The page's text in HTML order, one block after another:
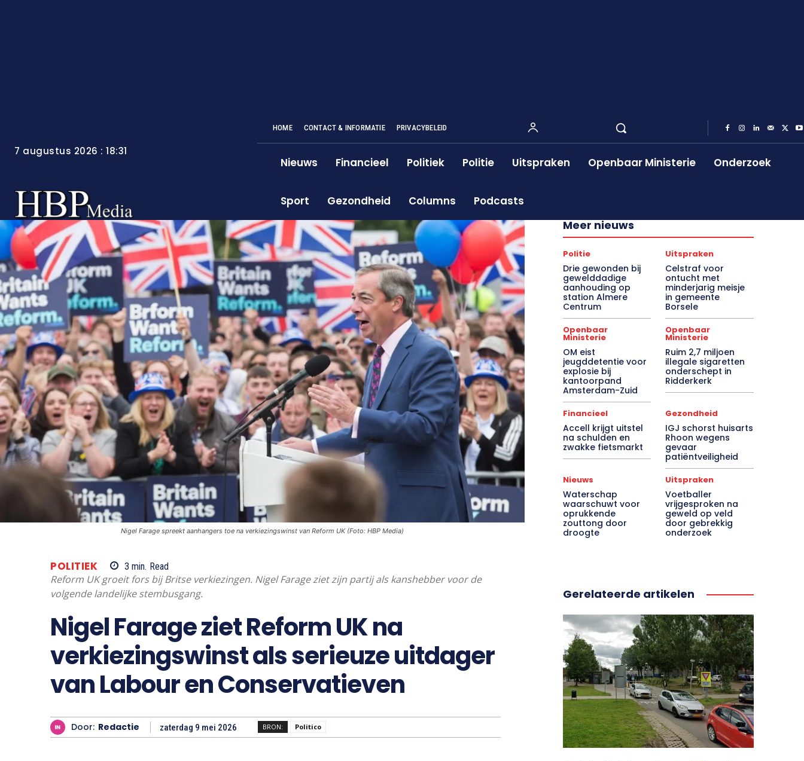
7 augustus 2026 : 18:31
HOME CONTACT & INFORMATIE PRIVACYBELEID
Nieuws Financieel Politiek Politie Uitspraken Openbaar Ministerie Onderzoek
Sport Gezondheid Columns Podcasts
Nigel Farage spreekt aanhangers toe na verkiezingswinst van Reform UK (Foto: HBP Media)
POLITIEK 3 min. Read
Reform UK groeit fors bij Britse verkiezingen. Nigel Farage ziet zijn partij als kanshebber voor de
volgende landelijke stembusgang.
Nigel Farage ziet Reform UK na
verkiezingswinst als serieuze uitdager
van Labour en Conservatieven
Door: Redactie zaterdag 9 mei 2026 BRON: Politico
Meer nieuws
Politie
Drie gewonden bij
gewelddadige
aanhouding op
station Almere
Centrum
Uitspraken
Celstraf voor
ontucht met
minderjarig meisje
in gemeente
Borsele
Openbaar
Ministerie
OM eist
jeugddetentie voor
explosie bij
kantoorpand
Amsterdam-Zuid
Openbaar
Ministerie
Ruim 2,7 miljoen
illegale sigaretten
onderschept in
Ridderkerk
Financieel
Accell krijgt uitstel
na schulden en
zwakke fietsmarkt
Gezondheid
IGJ schorst huisarts
Rhoon wegens
gevaar
patiëntveiligheid
Nieuws
Waterschap
waarschuwt voor
oprukkende
zouttong door
droogte
Uitspraken
Voetballer
vrijgesproken na
geweld op veld
door gebrekkig
onderzoek
Gerelateerde artikelen